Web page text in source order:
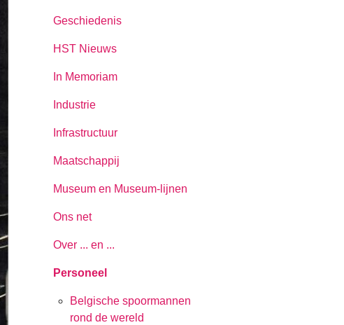
Geschiedenis
HST Nieuws
In Memoriam
Industrie
Infrastructuur
Maatschappij
Museum en Museum-lijnen
Ons net
Over ... en ...
Personeel
Belgische spoormannen
rond de wereld